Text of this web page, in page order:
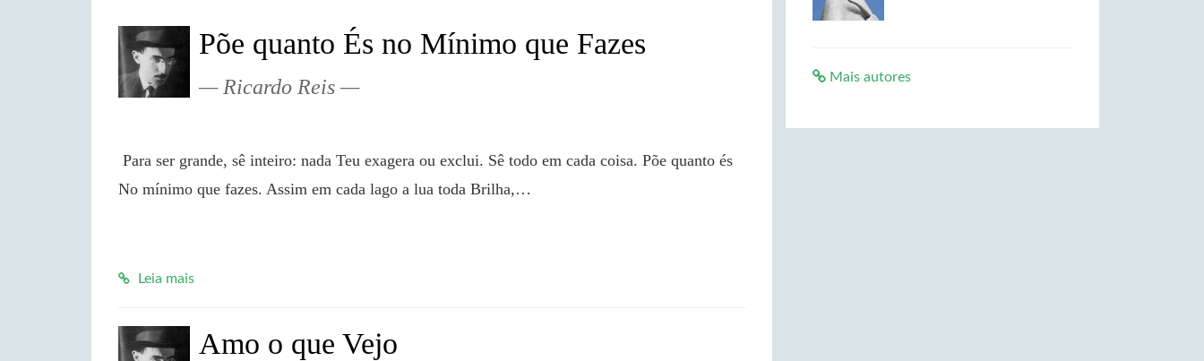
Põe quanto És no Mínimo que Fazes
Ricardo Reis
No mínimo que fazes. Assim em cada lago a lua toda Brilha,…
Leia mais
Amo o que Vejo
Mais autores